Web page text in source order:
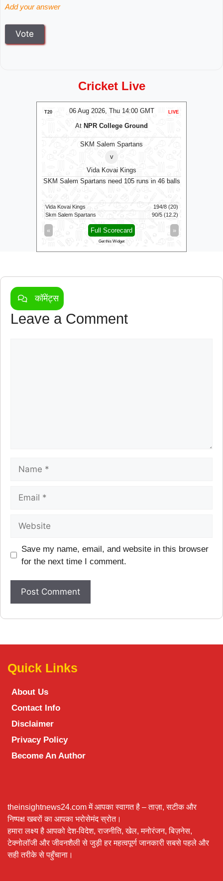
Add your answer
Cricket Live
06 Aug 2026, Thu 14:00 GMT
T20 LIVE
At NPR College Ground
SKM Salem Spartans
v
Vida Kovai Kings
SKM Salem Spartans need 105 runs in 46 balls
Vida Kovai Kings
194/8 (20)
Skm Salem Spartans
90/5 (12.2)
« »
Full Scorecard
Get this Widget
कॉमेंट्स
Leave a Comment
Save my name, email, and website in this browser
for the next time I comment.
Quick Links
About Us
Contact Info
Disclaimer
Privacy Policy
Become An Author
theinsightnews24.com में आपका स्वागत है – ताज़ा, सटीक और
निष्पक्ष खबरों का आपका भरोसेमंद स्रोत।
हमारा लक्ष्य है आपको देश-विदेश, राजनीति, खेल, मनोरंजन, बिज़नेस,
टेक्नोलॉजी और जीवनशैली से जुड़ी हर महत्वपूर्ण जानकारी सबसे पहले और
सही तरीके से पहुँचाना।